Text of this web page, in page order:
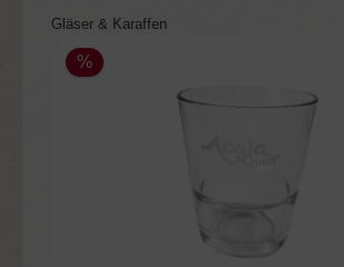
Produktgalerie überspringen
Gläser & Karaffen
%